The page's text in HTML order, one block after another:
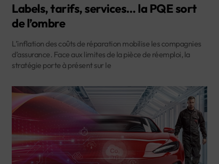
Labels, tarifs, services… la PQE sort
de l’ombre
L’inflation des coûts de réparation mobilise les compagnies
d’assurance. Face aux limites de la pièce de réemploi, la
stratégie porte à présent sur le